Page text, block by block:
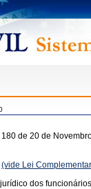
180 de 20 de
(vide Lei
dos